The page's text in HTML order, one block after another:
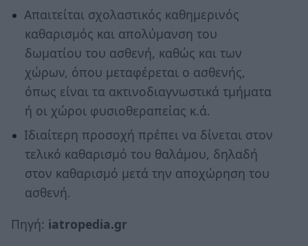
Απαιτείται σχολαστικός καθημερινός
καθαρισμός και απολύμανση του
δωματίου του ασθενή, καθώς και των
χώρων, όπου μεταφέρεται ο ασθενής,
όπως είναι τα ακτινοδιαγνωστικά τμήματα
ή οι χώροι φυσιοθεραπείας κ.ά.
Ιδιαίτερη προσοχή πρέπει να δίνεται στον
τελικό καθαρισμό του θαλάμου, δηλαδή
στον καθαρισμό μετά την αποχώρηση του
ασθενή.
Πηγή: iatropedia.gr